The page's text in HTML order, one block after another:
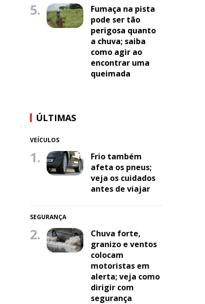
5.
Fumaça na pista
pode ser tão
perigosa quanto
a chuva; saiba
como agir ao
encontrar uma
queimada
ÚLTIMAS
VEÍCULOS
1.
Frio também
afeta os pneus;
veja os cuidados
antes de viajar
SEGURANÇA
2.
Chuva forte,
granizo e ventos
colocam
motoristas em
alerta; veja como
dirigir com
segurança